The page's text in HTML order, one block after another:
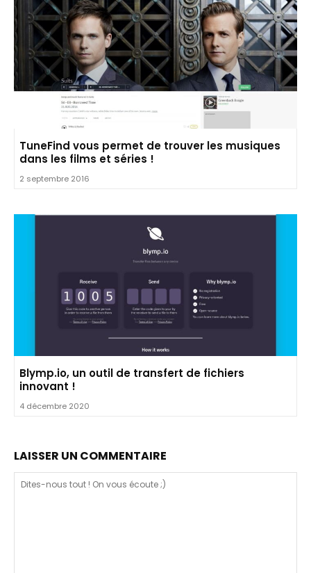
TuneFind vous permet de trouver les musiques
dans les films et séries !
2 septembre 2016
Blymp.io, un outil de transfert de fichiers
innovant !
4 décembre 2020
LAISSER UN COMMENTAIRE